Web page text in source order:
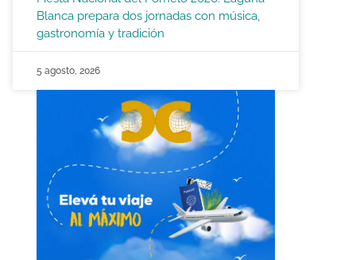
Blanca prepara dos jornadas con música,
gastronomía y tradición
5 agosto, 2026